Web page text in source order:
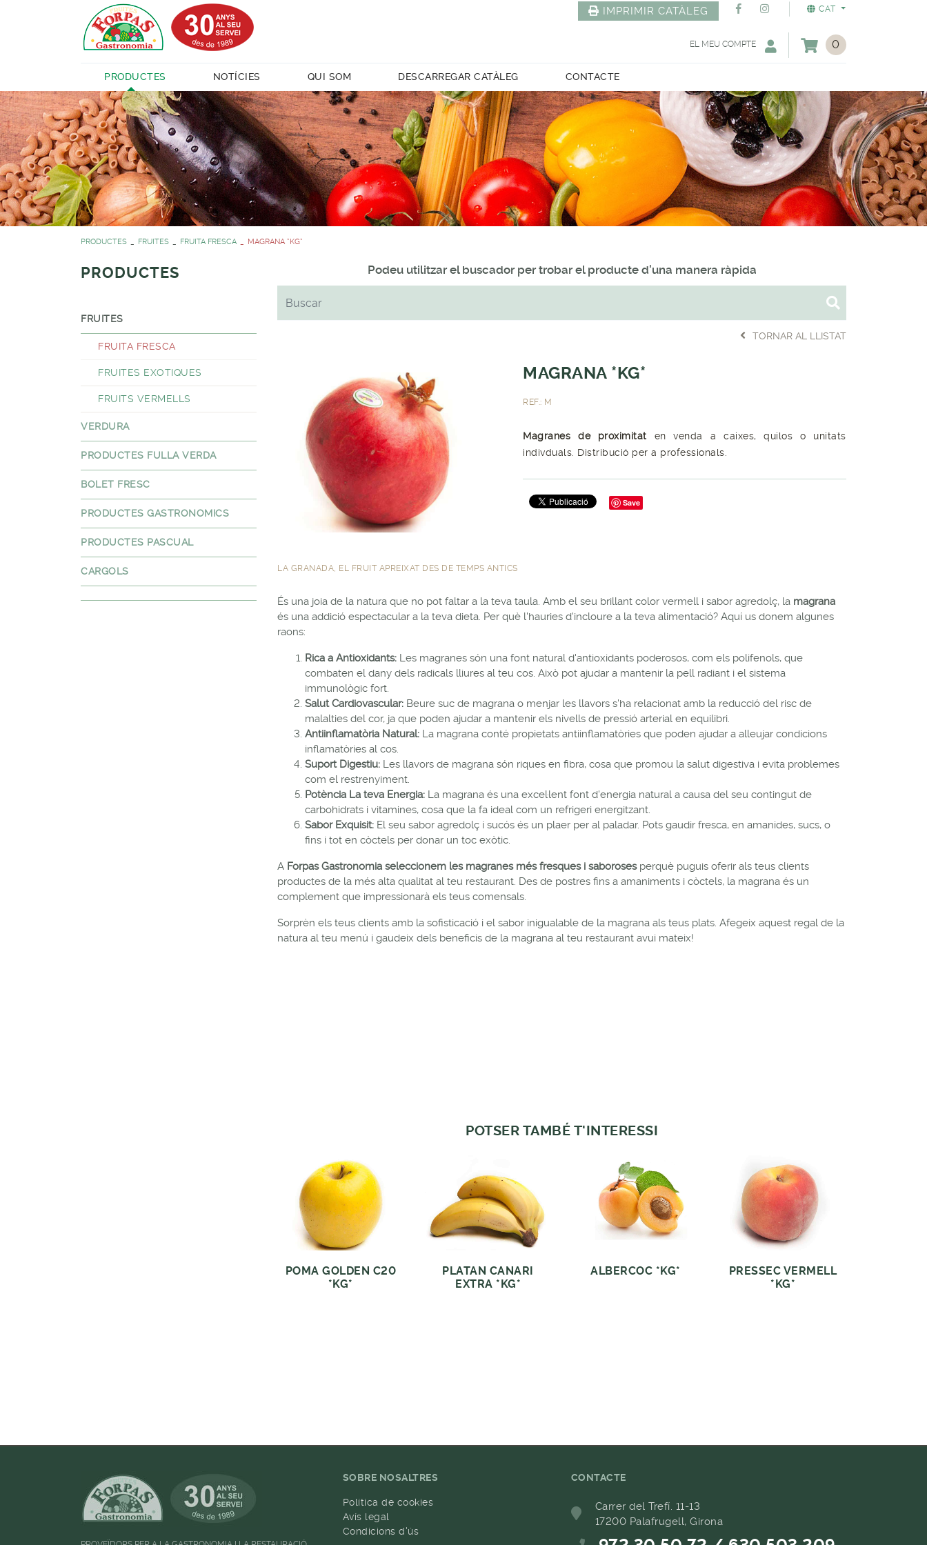
CAT
IMPRIMIR CATÀLEG
0
EL MEU COMPTE
PRODUCTES NOTÍCIES QUI SOM DESCARREGAR CATÀLEG CONTACTE
PRODUCTES FRUITES FRUITA FRESCA MAGRANA *KG*
PRODUCTES
FRUITES
FRUITA FRESCA
FRUITES EXOTIQUES
FRUITS VERMELLS
VERDURA
PRODUCTES FULLA VERDA
BOLET FRESC
PRODUCTES GASTRONOMICS
PRODUCTES PASCUAL
CARGOLS
Podeu utilitzar el buscador per trobar el producte d'una manera ràpida
TORNAR AL LLISTAT
MAGRANA *KG*
REF.: M
Magranes de proximitat en venda a caixes, quilos o unitats
indivduals. Distribució per a professionals.
Save
LA GRANADA, EL FRUIT APREIXAT DES DE TEMPS ANTICS
És una joia de la natura que no pot faltar a la teva taula. Amb el seu brillant color vermell i sabor agredolç, la magrana
és una addició espectacular a la teva dieta. Per què l'hauries d'incloure a la teva alimentació? Aquí us donem algunes
raons:
Rica a Antioxidants: Les magranes són una font natural d'antioxidants poderosos, com els polifenols, que
combaten el dany dels radicals lliures al teu cos. Això pot ajudar a mantenir la pell radiant i el sistema
immunològic fort.
Salut Cardiovascular: Beure suc de magrana o menjar les llavors s'ha relacionat amb la reducció del risc de
malalties del cor, ja que poden ajudar a mantenir els nivells de pressió arterial en equilibri.
Antiinflamatòria Natural: La magrana conté propietats antiinflamatòries que poden ajudar a alleujar condicions
inflamatòries al cos.
Suport Digestiu: Les llavors de magrana són riques en fibra, cosa que promou la salut digestiva i evita problemes
com el restrenyiment.
Potència La teva Energia: La magrana és una excel·lent font d'energia natural a causa del seu contingut de
carbohidrats i vitamines, cosa que la fa ideal com un refrigeri energitzant.
Sabor Exquisit: El seu sabor agredolç i sucós és un plaer per al paladar. Pots gaudir fresca, en amanides, sucs, o
fins i tot en còctels per donar un toc exòtic.
A Forpas Gastronomia seleccionem les magranes més fresques i saborosesperquè puguis oferir als teus clients
productes de la més alta qualitat al teu restaurant. Des de postres fins a amaniments i còctels, la magrana és un
complement que impressionarà els teus comensals.
Sorprèn els teus clients amb la sofisticació i el sabor inigualable de la magrana als teus plats. Afegeix aquest regal de la
natura al teu menú i gaudeix dels beneficis de la magrana al teu restaurant avui mateix!
POTSER TAMBÉ T'INTERESSI
POMA GOLDEN C20
*KG*
PLATAN CANARI
EXTRA *KG*
ALBERCOC *KG*
PRESSEC VERMELL
*KG*
SOBRE NOSALTRES
Política de cookies
Avís legal
Condicions d'ús
CONTACTE
Carrer del Trefí. 11-13
17200 Palafrugell, Girona